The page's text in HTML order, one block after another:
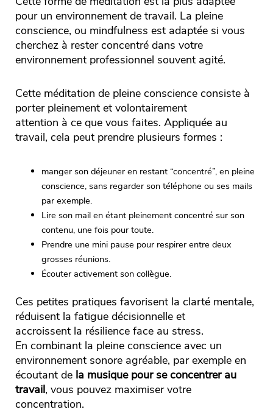
pour un environnement de travail. La pleine
conscience, ou mindfulness est adaptée si vous
cherchez à rester concentré dans votre
environnement professionnel souvent agité.
Cette méditation de pleine conscience consiste à
porter pleinement et volontairement
attention à ce que vous faites. Appliquée au
travail, cela peut prendre plusieurs formes :
manger son déjeuner en restant “concentré”, en pleine
conscience, sans regarder son téléphone ou ses mails
par exemple.
Lire son mail en étant pleinement concentré sur son
contenu, une fois pour toute.
Prendre une mini pause pour respirer entre deux
grosses réunions.
Écouter activement son collègue.
Ces petites pratiques favorisent la clarté mentale,
réduisent la fatigue décisionnelle et
accroissent la résilience face au stress.
En combinant la pleine conscience avec un
environnement sonore agréable, par exemple en
écoutant de la musique pour se concentrer au
travail, vous pouvez maximiser votre
concentration.